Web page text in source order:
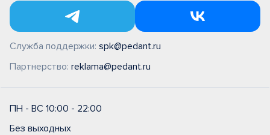
Служба поддержки: spk@pedant.ru
Партнерство: reklama@pedant.ru
ПН - ВС 10:00 - 22:00
Без выходных